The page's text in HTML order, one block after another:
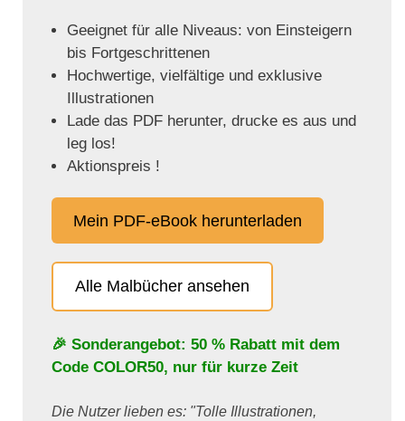
Geeignet für alle Niveaus: von Einsteigern
bis Fortgeschrittenen
Hochwertige, vielfältige und exklusive
Illustrationen
Lade das PDF herunter, drucke es aus und
leg los!
Aktionspreis !
Mein PDF-eBook herunterladen
Alle Malbücher ansehen
🎉 Sonderangebot: 50 % Rabatt mit dem
Code COLOR50, nur für kurze Zeit
Die Nutzer lieben es: "Tolle Illustrationen,